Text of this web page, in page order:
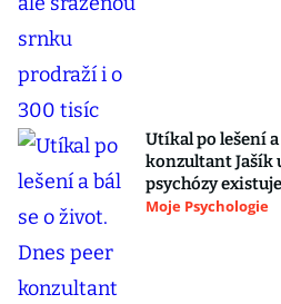
Utíkal po lešení a
konzultant Jašík
psychózy existuje
Moje Psychologie